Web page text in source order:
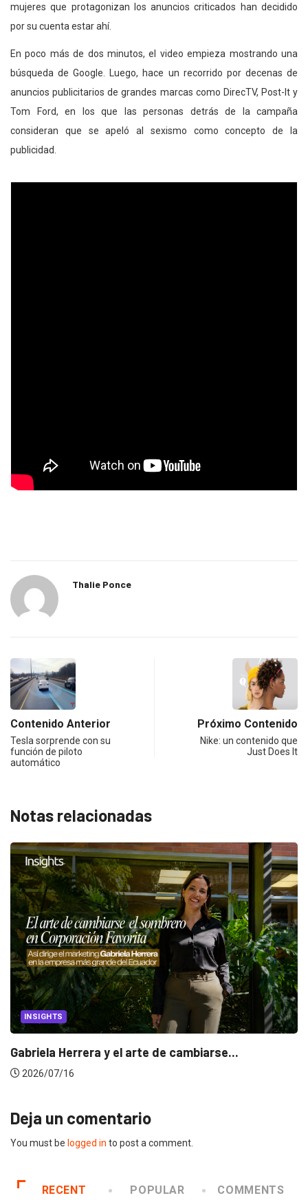
mujeres que protagonizan los anuncios criticados han decidido
por su cuenta estar ahí.
En poco más de dos minutos, el video empieza mostrando una
búsqueda de Google. Luego, hace un recorrido por decenas de
anuncios publicitarios de grandes marcas como DirecTV, Post-It y
Tom Ford, en los que las personas detrás de la campaña
consideran que se apeló al sexismo como concepto de la
publicidad.
Thalie Ponce
Contenido Anterior
Tesla sorprende con su
función de piloto
automático
Próximo Contenido
Nike: un contenido que
Just Does It
Notas relacionadas
INSIGHTS
Gabriela Herrera y el arte de cambiarse...
2026/07/16
Deja un comentario
You must be logged in to post a comment.
RECENT POPULAR COMMENTS